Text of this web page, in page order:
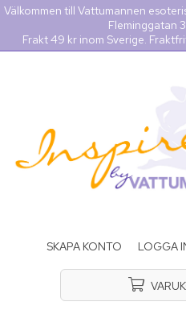
Välkommen till Vattumannen
Fleminggatan
Frakt 49 kr inom Sverige.
SKAPA KONTO LOGGA